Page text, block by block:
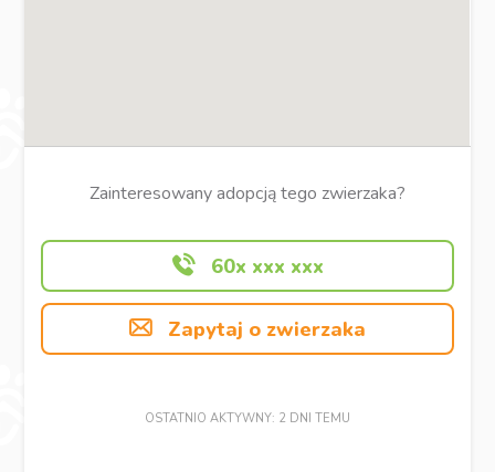
Zainteresowany adopcją tego zwierzaka?
60x xxx xxx
Zapytaj o zwierzaka
OSTATNIO AKTYWNY: 2 DNI TEMU